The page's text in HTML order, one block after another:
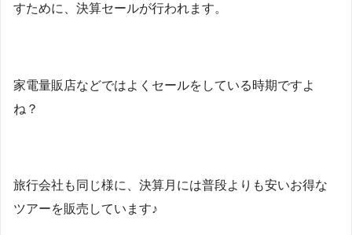
すために、決算セールが行われます。
家電量販店などではよくセールをしている時期ですよ
ね？
旅行会社も同じ様に、決算月には普段よりも安いお得な
ツアーを販売しています♪